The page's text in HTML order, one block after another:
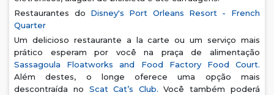
Restaurantes do Disney's Port Orleans Resort - French
Quarter
Um delicioso restaurante a la carte ou um serviço mais
prático esperam por você na praça de alimentação
Sassagoula Floatworks and Food Factory Food Court.
Além destes, o longe oferece uma opção mais
descontraída no Scat Cat’s Club. Você também poderá